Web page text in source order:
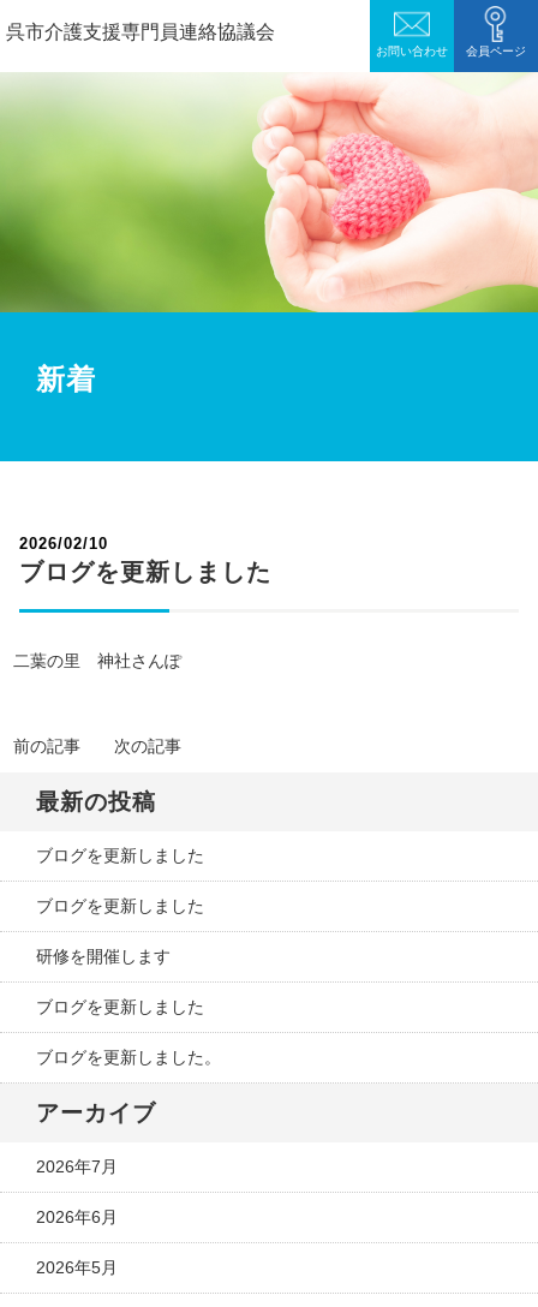
呉市介護支援専門員連絡協議会
お問い合わせ 会員ページ
新着
2026/02/10
ブログを更新しました
二葉の里 神社さんぽ
前の記事 次の記事
最新の投稿
ブログを更新しました
ブログを更新しました
研修を開催します
ブログを更新しました
ブログを更新しました。
アーカイブ
2026年7月
2026年6月
2026年5月